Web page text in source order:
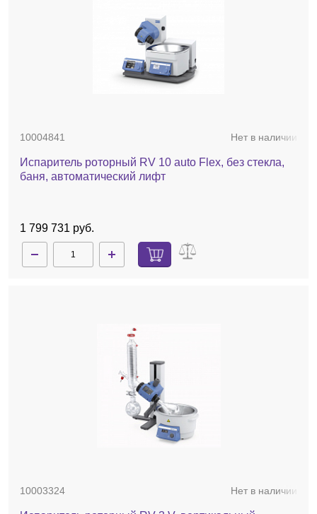
10004841 Нет в наличии
Испаритель роторный RV 10 auto Flex, без стекла,
баня, автоматический лифт
1 799 731 руб.
10003324 Нет в наличии